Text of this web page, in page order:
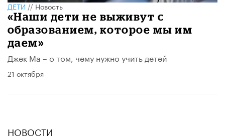
ДЕТИ//Новость
«Наши дети не выживут с
образованием, которое мы им
даем»
Джек Ма – о том, чему нужно учить детей
21 октября
НОВОСТИ